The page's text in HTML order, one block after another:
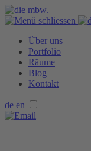
Über uns
Portfolio
Räume
Blog
Kontakt
de en